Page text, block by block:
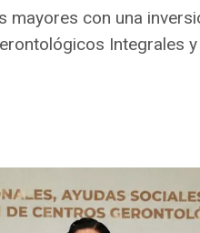
mayores con una
Integrales